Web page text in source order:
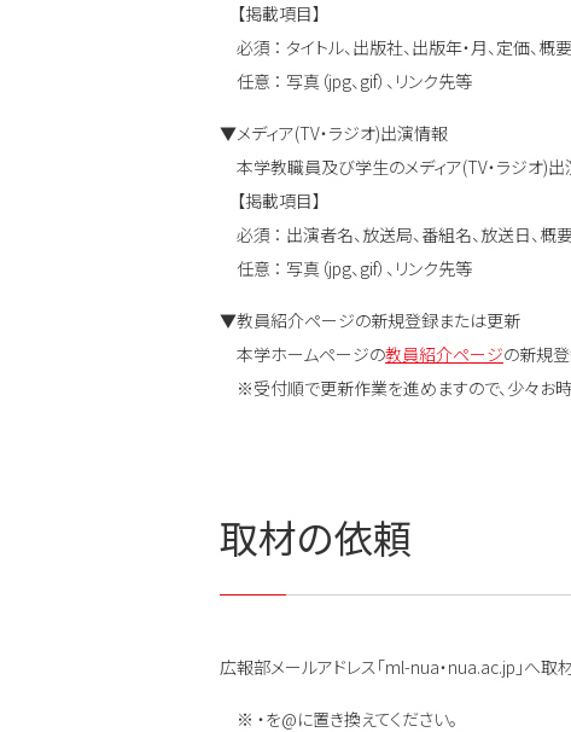
【掲載項目】
必須 ： タイトル、出版社、出版年・月、定価、概要
任意 ： 写真（jpg、gif）、リンク先等
▼メディア(TV・ラジオ)出演情報
本学教職員及び学生のメディア(TV・ラジオ)出
【掲載項目】
必須 ： 出演者名、放送局、番組名、放送日、概要
任意 ： 写真（jpg、gif）、リンク先等
▼教員紹介ページの新規登録または更新
本学ホームページの教員紹介ページの新規
※受付順で更新作業を進めますので、少々お時
取材の依頼
広報部メールアドレス「ml-nua・nua.ac.jp」へ取
※ ・を@に置き換えてください。